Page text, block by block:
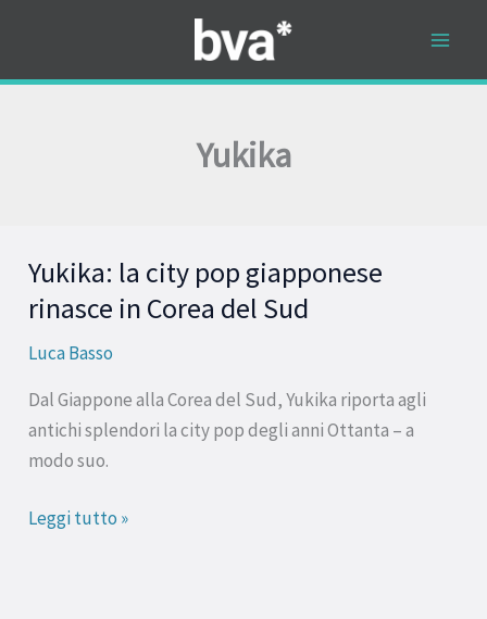
contenuto
Yukika
Yukika: la city pop giapponese
rinasce in Corea del Sud
Luca Basso
Dal Giappone alla Corea del Sud, Yukika riporta agli
antichi splendori la city pop degli anni Ottanta – a
modo suo.
Yukika:
la
pop
giapponese
rinasce
del
Leggi tutto »